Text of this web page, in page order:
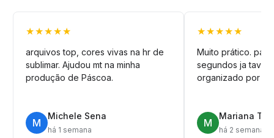
★★★★★
arquivos top, cores vivas na hr de
sublimar. Ajudou mt na minha
produção de Páscoa.
M
Michele Sena
há 1 semana
★★★★★
Muito prático.
segundos ja tava
organizado por
M
Mariana T.
há 2 semanas